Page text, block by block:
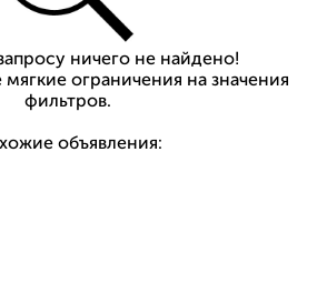
ничего не найдено!
ограничения на значения
фильтров.
объявления: